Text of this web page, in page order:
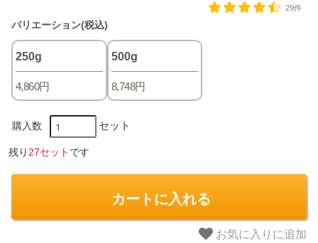
29件
バリエーション(税込)
250g
4,860円
500g
8,748円
購入数 セット
残り 27セット です
カートに入れる
お気に入りに追加